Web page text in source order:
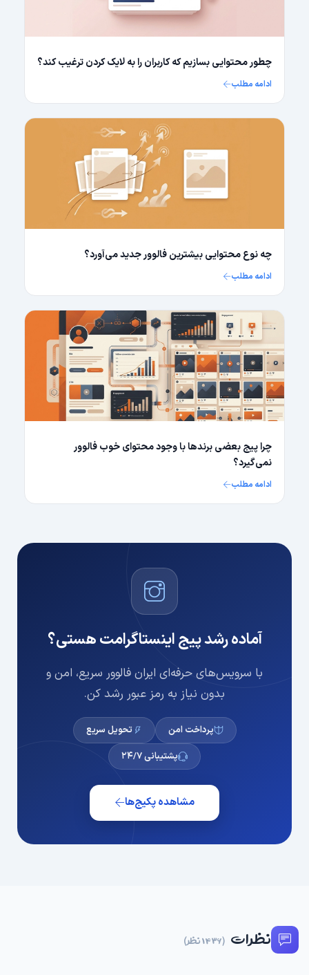
چطور محتوایی بسازیم که کاربران را به لایک کردن ترغیب کند؟
ادامه مطلب
چه نوع محتوایی بیشترین فالوور جدید می‌آورد؟
ادامه مطلب
چرا پیج بعضی برندها با وجود محتوای خوب فالوور
نمی‌گیرد؟
ادامه مطلب
آماده رشد پیج اینستاگرامت هستی؟
با سرویس‌های حرفه‌ای ایران فالوور سریع، امن و
بدون نیاز به رمز عبور رشد کن.
پرداخت امن
تحویل سریع
پشتیبانی ۲۴/۷
مشاهده پکیج‌ها
نظرات (1436 نظر)